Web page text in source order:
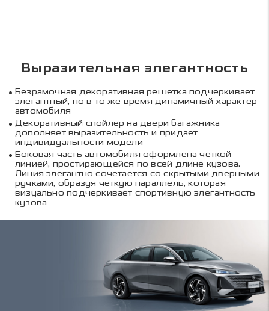
Выразительная элегантность
Безрамочная декоративная решетка подчеркивает
элегантный, но в то же время динамичный характер
автомобиля
Декоративный спойлер на двери багажника
дополняет выразительность и придает
индивидуальности модели
Боковая часть автомобиля оформлена четкой
линией, простирающейся по всей длине кузова.
Линия элегантно сочетается со скрытыми дверными
ручками, образуя четкую параллель, которая
визуально подчеркивает спортивную элегантность
кузова